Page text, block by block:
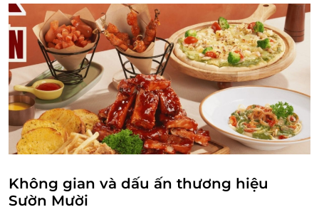
Được áp dụng cùng Buffet.
Không gian và dấu ấn thương hiệu
Sườn Mười